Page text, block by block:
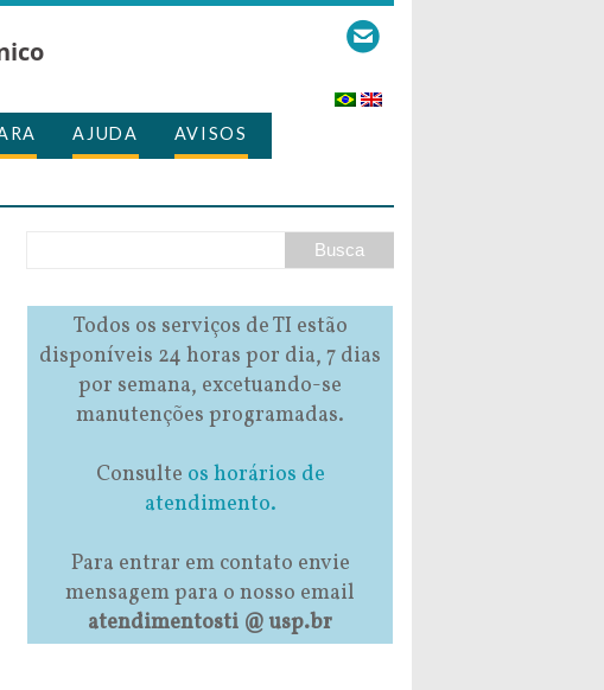
AJUDA AVISOS
Todos os serviços de TI estão
disponíveis 24 horas por dia, 7 dias
por semana, excetuando-se
manutenções programadas.
Consulte os horários de
atendimento.
Para entrar em contato envie
mensagem para o nosso email
atendimentosti @ usp.br